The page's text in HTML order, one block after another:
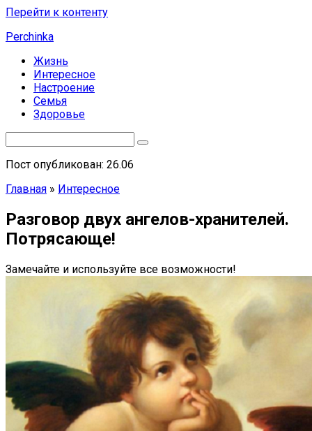
Перейти к контенту
Perchinka
Жизнь
Интересное
Настроение
Семья
Здоровье
Пост опубликован: 26.06
Главная » Интересное
Разговор двух ангелов-хранителей.
Потрясающе!
Замечайте и используйте все возможности!